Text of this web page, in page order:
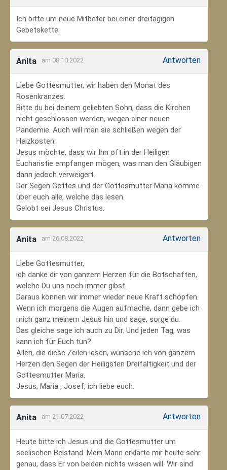
Ich bitte um neue Mitbeter bei einer dreitägigen
Gebetskette.
Anita am 08.10.2022 Antworten
Liebe Gottesmutter, wir haben den Monat des
Rosenkranzes.
Bitte du bei deinem geliebten Sohn, dass die Kirchen
nicht geschlossen werden, wegen einer neuen
Pandemie. Auch will man sie schließen wegen der
Heizkosten.
Jesus möchte, dass wir Ihn oft in der Heiligen
Eucharistie empfangen mögen, was man den Gläubigen
dann jedoch verweigert.
Der Segen Gottes und der Gottesmutter Maria komme
über euch alle, welche das lesen.
Gelobt sei Jesus Christus.
Anita am 26.08.2022 Antworten
Liebe Gottesmutter,
ich danke dir von ganzem Herzen für die Botschaften,
welche Du uns noch immer gibst.
Daraus können wir immer wieder neue Kraft schöpfen.
Wenn ich morgens die Augen aufmache, dann gebe ich
mich ganz meinem Jesus hin und sage, sorge du.
Das gleiche sage ich auch zu Dir. Und jeden Tag, was
kann ich für Euch tun?
Allen, die diese Zeilen lesen, wünsche ich von ganzem
Herzen den Segen der Heiligsten Dreifaltigkeit und der
Gottesmutter Maria.
Jesus, Maria , Josef, ich liebe euch.
Anita am 21.07.2022 Antworten
Heute bitte ich Jesus und die Gottesmutter um
seelischen Beistand. Mein Mann erklärte mir heute sehr
genau, dass Er von beiden nichts wissen will. Wir sind